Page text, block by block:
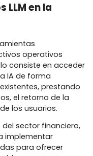
los ciclos de
los LLM con
Augmented
pueden
en una base de
en la que las
internos y se
originales.
LLM en la